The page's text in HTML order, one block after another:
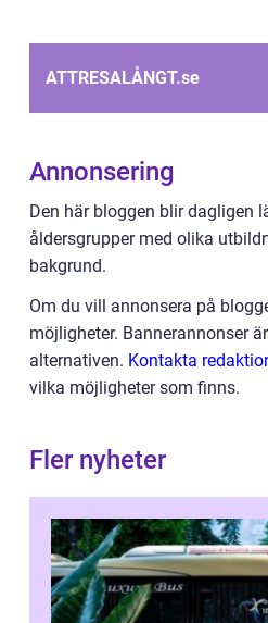
ATTRESALÅNGT.se
Annonsering
Den här bloggen blir dagligen
åldersgrupper med olika
bakgrund.
Om du vill annonsera på
möjligheter. Bannerannonser
alternativen. Kontakta
vilka möjligheter som finns.
Fler nyheter